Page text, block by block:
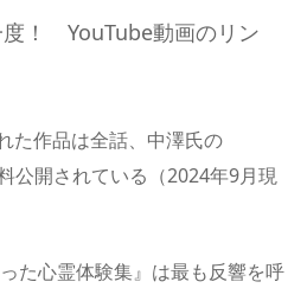
度！ YouTube動画のリン
た作品は全話、中澤氏の
公開されている（2024年9月現
た心霊体験集』は最も反響を呼